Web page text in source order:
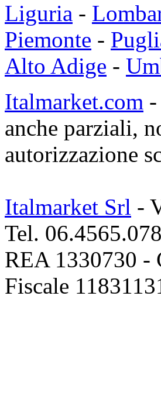
Liguria -
Piemonte -
Alto Adige -
Italmarket.com
anche parziali,
autorizzazione
Italmarket Srl -
Tel.
REA 1330730 -
Fiscale